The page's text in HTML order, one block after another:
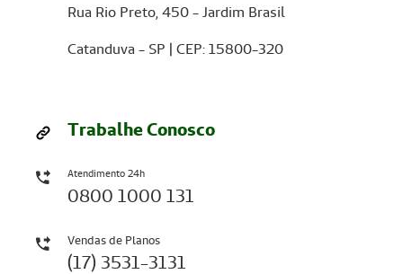
Rua Rio Preto, 450 - Jardim Brasil
Catanduva - SP | CEP: 15800-320
Trabalhe Conosco
Atendimento 24h
0800 1000 131
Vendas de Planos
(17) 3531-3131